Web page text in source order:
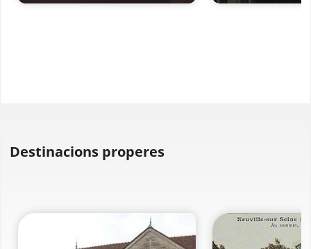
Destinacions properes